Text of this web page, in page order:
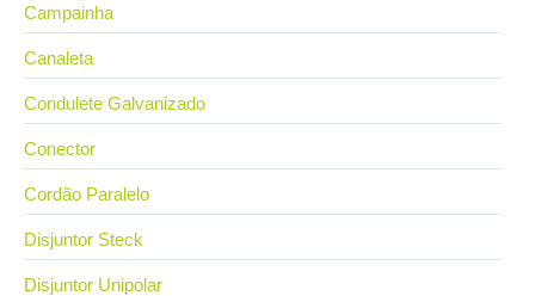
Campainha
Canaleta
Condulete Galvanizado
Conector
Cordão Paralelo
Disjuntor Steck
Disjuntor Unipolar